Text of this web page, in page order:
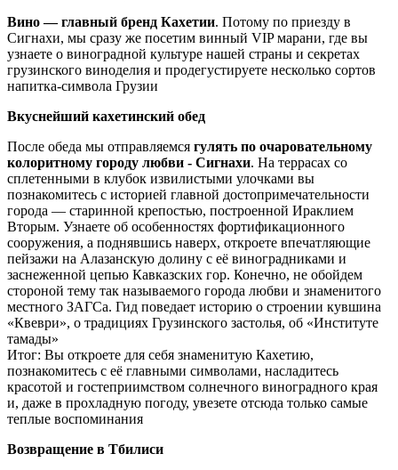
Вино — главный бренд Кахетии. Потому по приезду в
Сигнахи, мы сразу же посетим винный VIP марани, где вы
узнаете о виноградной культуре нашей страны и секретах
грузинского виноделия и продегустируете несколько сортов
напитка-символа Грузии
Вкуснейший кахетинский обед
После обеда мы отправляемся гулять по очаровательному
колоритному городу любви - Сигнахи. На террасах со
сплетенными в клубок извилистыми улочками вы
познакомитесь с историей главной достопримечательности
города — старинной крепостью, построенной Ираклием
Вторым. Узнаете об особенностях фортификационного
сооружения, а поднявшись наверх, откроете впечатляющие
пейзажи на Алазанскую долину с её виноградниками и
заснеженной цепью Кавказских гор. Конечно, не обойдем
стороной тему так называемого города любви и знаменитого
местного ЗАГСа. Гид поведает историю о строении кувшина
«Квеври», о традициях Грузинского застолья, об «Институте
тамады»
Итог: Вы откроете для себя знаменитую Кахетию,
познакомитесь с её главными символами, насладитесь
красотой и гостеприимством солнечного виноградного края
и, даже в прохладную погоду, увезете отсюда только самые
теплые воспоминания
Возвращение в Тбилиси